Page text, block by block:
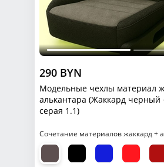
290 BYN
Модельные чехлы материал
алькантара (Жаккард черный
серая 1.1)
Сочетание материалов жаккард +